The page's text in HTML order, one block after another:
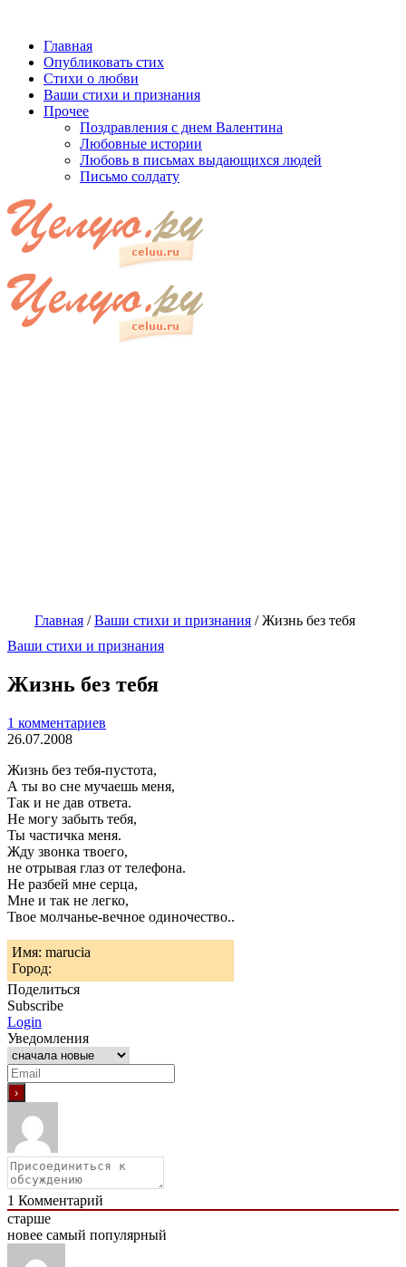
Главная
Опубликовать стих
Стихи о любви
Ваши стихи и признания
Прочее
Поздравления с днем Валентина
Любовные истории
Любовь в письмах выдающихся людей
Письмо солдату
Главная /Ваши стихи и признания /Жизнь без тебя
Ваши стихи и признания
Жизнь без тебя
1 комментариев
26.07.2008
Жизнь без тебя-пустота,
А ты во сне мучаешь меня,
Так и не дав ответа.
Не могу забыть тебя,
Ты частичка меня.
Жду звонка твоего,
не отрывая глаз от телефона.
Не разбей мне серца,
Мне и так не легко,
Твое молчанье-вечное одиночество..
Имя: marucia
Город:
Поделиться
Subscribe
Login
Уведомления
1 Комментарий
старше
новее самый популярный